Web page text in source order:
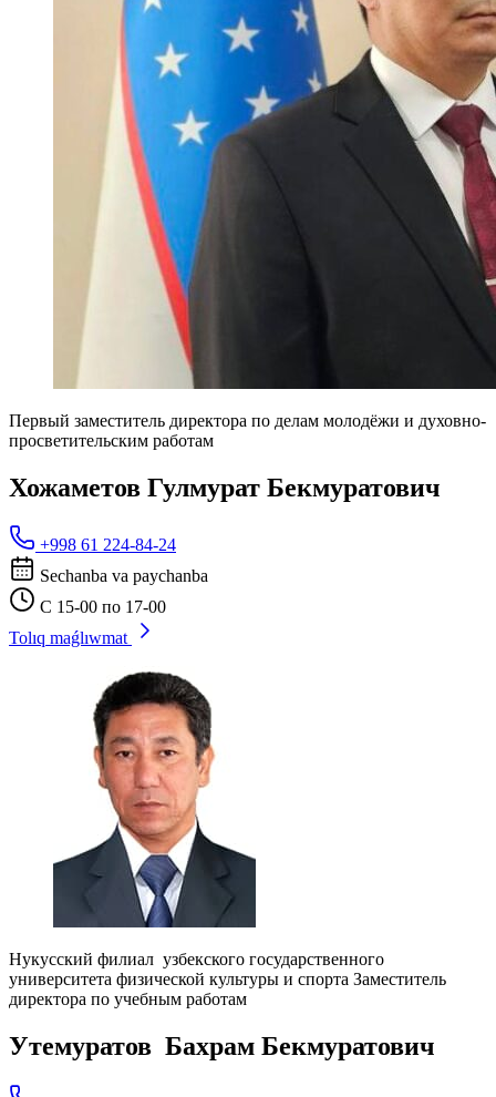
Первый заместитель директора по делам молодёжи и духовно-
просветительским работам
Хожаметов Гулмурат Бекмуратович
+998 61 224-84-24
Sechanba va paychanba
С 15-00 по 17-00
Tolıq maǵlıwmat
Нукусский филиал узбекского государственного
университета физической культуры и спорта Заместитель
директора по учебным работам
Утемуратов Бахрам Бекмуратович